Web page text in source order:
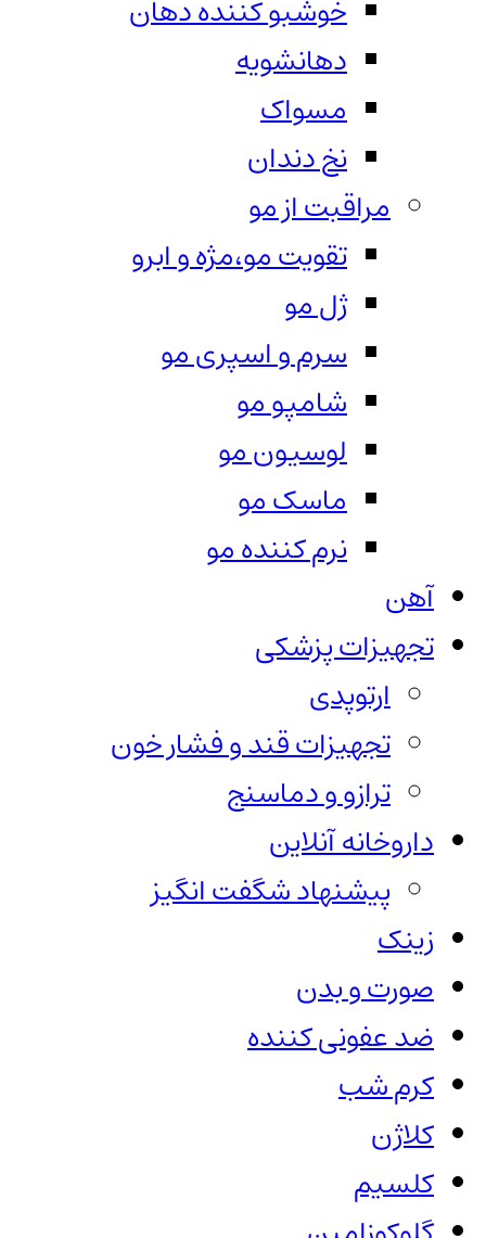
خوشبو کننده دهان
دهانشویه
مسواک
نخ دندان
مراقبت از مو
تقویت مو،مژه و ابرو
ژل مو
سرم و اسپری مو
شامپو مو
لوسیون مو
ماسک مو
نرم کننده مو
آهن
تجهیزات پزشکی
ارتوپدی
تجهیزات قند و فشار خون
ترازو و دماسنج
داروخانه آنلاین
پیشنهاد شگفت انگیز
زینک
صورت و بدن
ضد عفونی کننده
کرم شب
کلاژن
کلسیم